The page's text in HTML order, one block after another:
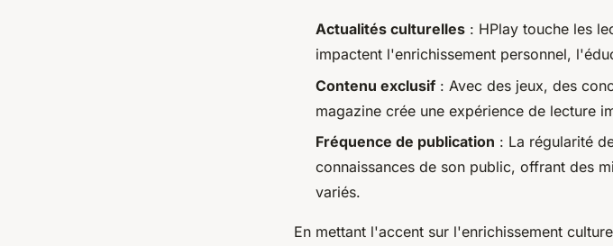
Actualités culturelles : HPlay touche les
impactent l'enrichissement personnel,
Contenu exclusif : Avec des jeux, des
magazine crée une expérience de lecture
Fréquence de publication : La régularité
connaissances de son public, offrant des
variés.
En mettant l'accent sur l'enrichissement